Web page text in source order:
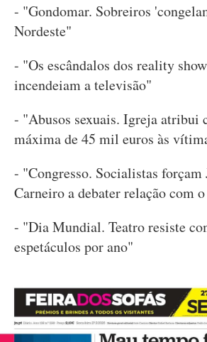
- "Gondomar. Sobreiros
Nordeste"
- "Os escândalos dos reality
incendeiam a televisão"
- "Abusos sexuais. Igreja atribui
máxima de 45 mil euros às
- "Congresso. Socialistas forçam
Carneiro a debater relação com
- "Dia Mundial. Teatro resiste
espetáculos por ano"